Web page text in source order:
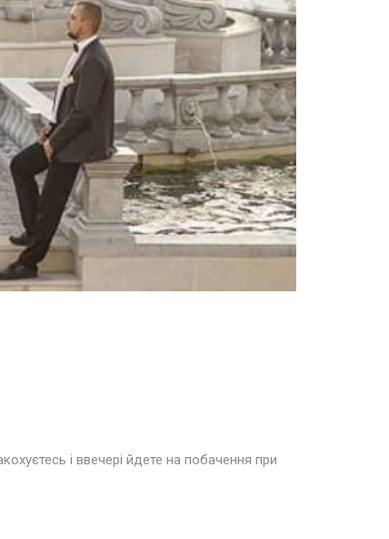
і ввечері йдете на побачення при